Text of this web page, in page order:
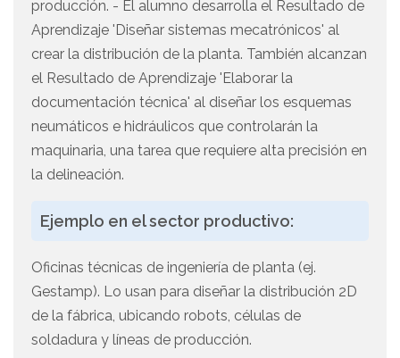
producción. - El alumno desarrolla el Resultado de
Aprendizaje 'Diseñar sistemas mecatrónicos' al
crear la distribución de la planta. También alcanzan
el Resultado de Aprendizaje 'Elaborar la
documentación técnica' al diseñar los esquemas
neumáticos e hidráulicos que controlarán la
maquinaria, una tarea que requiere alta precisión en
la delineación.
Ejemplo en el sector productivo:
Oficinas técnicas de ingeniería de planta (ej.
Gestamp). Lo usan para diseñar la distribución 2D
de la fábrica, ubicando robots, células de
soldadura y líneas de producción.